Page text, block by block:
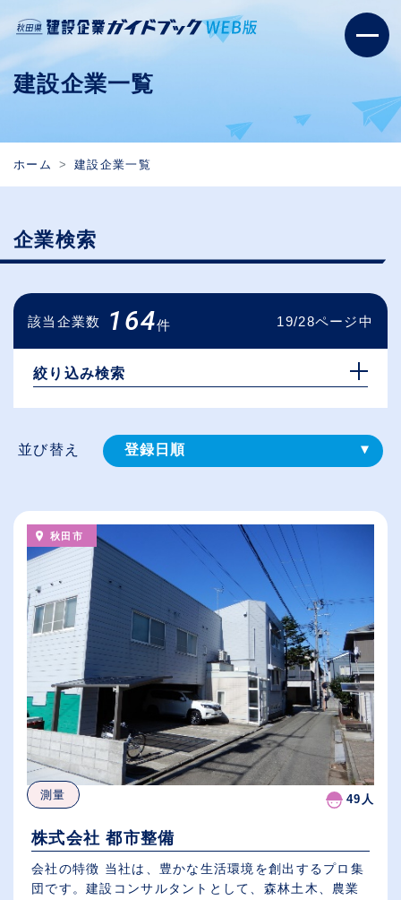
建設企業一覧
ホーム 建設企業一覧
企業検索
該当企業数 164件 19/28ページ中
絞り込み検索
並び替え 登録⽇順
（⾼卒の給与を基準）
従業員が多い順
休日数が多い順
秋田市
測量 49人
株式会社 都市整備
会社の特徴 当社は、豊かな生活環境を創出するプロ集
団です。建設コンサルタントとして、森林土木、農業